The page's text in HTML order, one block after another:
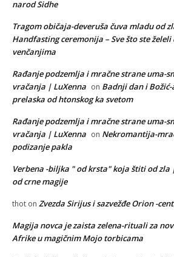
narod Sidhe
Tragom običaja-deveruša čuva mladu od
Handfasting ceremonija – Sve što ste
venčanjima
Rađanje podzemlja i mračne strane uma-
vračanja | LuXenna on Badnji dan i
prelaska od htonskog ka svetom
Rađanje podzemlja i mračne strane uma-
vračanja | LuXenna on Nekromantija-
podizanje pakla
Verbena -biljka " od krsta" koja štiti od zla
od crne magije
thot on Zvezda Sirijus i sazvežđe Orion -
Magija novca je zaista zelena-rituali za
Afrike u magičnim Mojo torbicama